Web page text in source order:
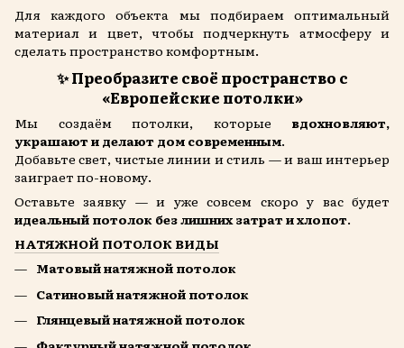
Для каждого объекта мы подбираем оптимальный
материал и цвет, чтобы подчеркнуть атмосферу и
сделать пространство комфортным.
✨ Преобразите своё пространство с
«Европейские потолки»
Мы создаём потолки, которые вдохновляют,
украшают и делают дом современным.
Добавьте свет, чистые линии и стиль — и ваш интерьер
заиграет по-новому.
Оставьте заявку — и уже совсем скоро у вас будет
идеальный потолок без лишних затрат и хлопот.
НАТЯЖНОЙ ПОТОЛОК ВИДЫ
Матовый натяжной потолок
Сатиновый натяжной потолок
Глянцевый натяжной потолок